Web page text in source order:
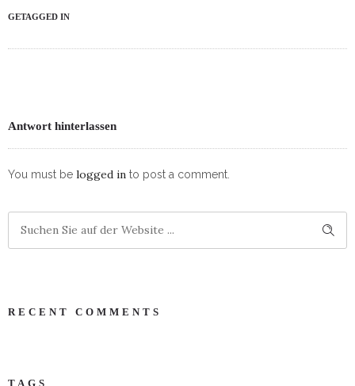
GETAGGED IN
Antwort hinterlassen
You must be logged in to post a comment.
RECENT COMMENTS
TAGS